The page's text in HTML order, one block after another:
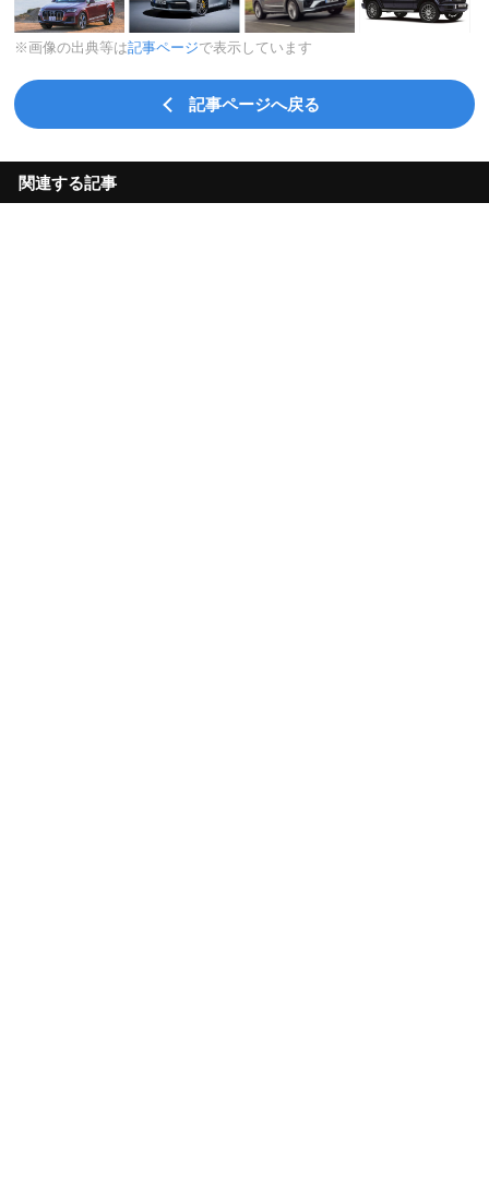
※画像の出典等は記事ページで表示しています
記事ページへ戻る
関連する記事